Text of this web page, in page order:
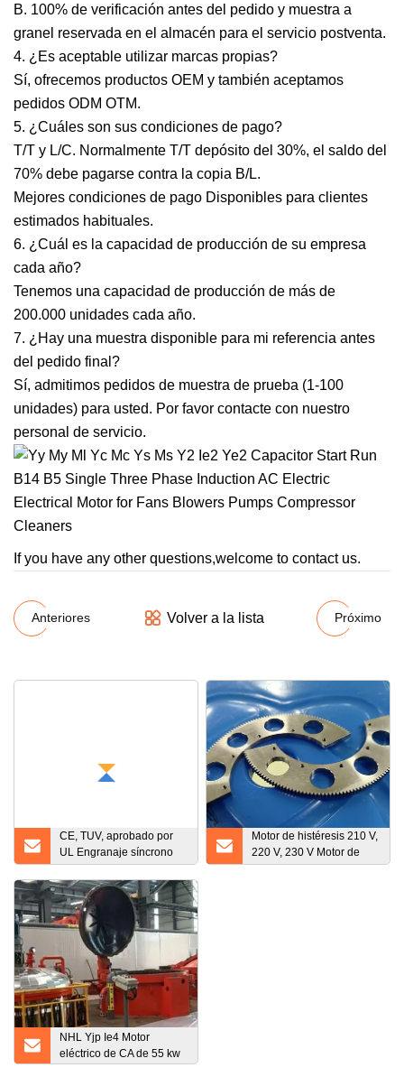
B. 100% de verificación antes del pedido y muestra a
granel reservada en el almacén para el servicio postventa.
4. ¿Es aceptable utilizar marcas propias?
Sí, ofrecemos productos OEM y también aceptamos
pedidos ODM OTM.
5. ¿Cuáles son sus condiciones de pago?
T/T y L/C. Normalmente T/T depósito del 30%, el saldo del
70% debe pagarse contra la copia B/L.
Mejores condiciones de pago Disponibles para clientes
estimados habituales.
6. ¿Cuál es la capacidad de producción de su empresa
cada año?
Tenemos una capacidad de producción de más de
200.000 unidades cada año.
7. ¿Hay una muestra disponible para mi referencia antes
del pedido final?
Sí, admitimos pedidos de muestra de prueba (1-100
unidades) para usted. Por favor contacte con nuestro
personal de servicio.
If you have any other questions,welcome to contact us.
Anteriores Volver a la lista Próximo
CE, TUV, aprobado por
UL Engranaje síncrono
cuadrado Asador BBQ
Horno Parrilla Motor Kxtyz
Motor de histéresis 210 V,
220 V, 230 V Motor de
engranajes Motor de
NHL Yjp Ie4 Motor
eléctrico de CA de 55 kw